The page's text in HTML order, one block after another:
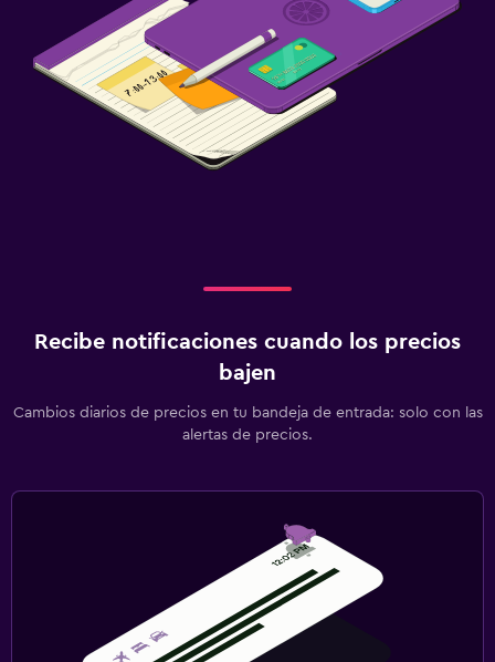
Recibe notificaciones cuando los precios
bajen
Cambios diarios de precios en tu bandeja de entrada: solo con las
alertas de precios.